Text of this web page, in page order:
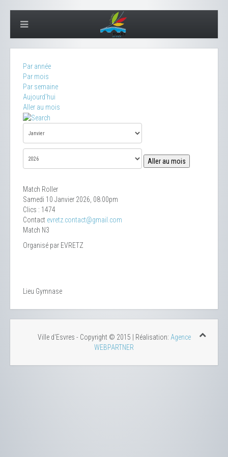
Par année
Par mois
Par semaine
Aujourd'hui
Aller au mois
Aller au mois
Match Roller
Samedi 10 Janvier 2026, 08:00pm
Clics : 1474
Contact evretz.contact@gmail.com
Match N3
Organisé par EVRETZ
Lieu Gymnase
Ville d'Esvres - Copyright © 2015 | Réalisation: Agence
WEBPARTNER